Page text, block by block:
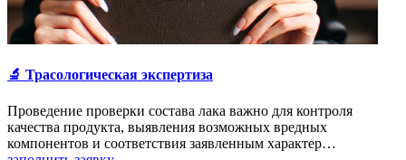
🔬 Трасологическая экспертиза
Проведение проверки состава лака важно для контроля
качества продукта, выявления возможных вредных
компонентов и соответствия заявленным характер…